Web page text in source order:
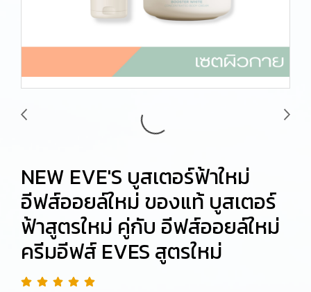
NEW EVE'S บูสเตอร์ฟ้าใหม่
อีฟส์ออยล์ใหม่ ของแท้ บูสเตอร์
ฟ้าสูตรใหม่ คู่กับ อีฟส์ออยล์ใหม่
ครีมอีฟส์ EVES สูตรใหม่